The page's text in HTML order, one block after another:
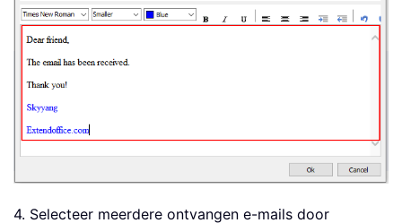
4. Selecteer meerdere ontvangen e-mails door